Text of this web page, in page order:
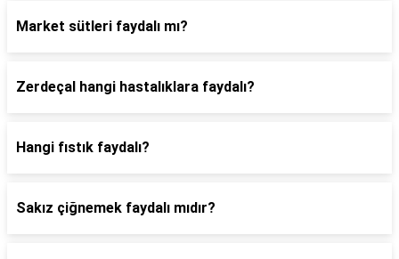
Market sütleri faydalı mı?
Zerdeçal hangi hastalıklara faydalı?
Hangi fıstık faydalı?
Sakız çiğnemek faydalı mıdır?